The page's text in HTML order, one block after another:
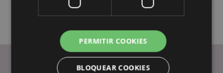
PERMITIR COOKIES
BLOQUEAR COOKIES